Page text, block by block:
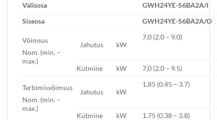
Välisosa
GWH24YE-S6BA2A/I
Siseosa
GWH24YE-S6BA2A/O
Võimsus
Nom. (min. –
max.)
Jahutus kW
7,0 (2.0 – 9.0)
Kütmine kW 7,0 (2.0 – 9.5)
Tarbimisvõimsus
Nom. (min. –
max.)
Jahutus kW
1,85 (0.45 – 3.7)
Kütmine kW
1.75 (0.38 – 3.8)